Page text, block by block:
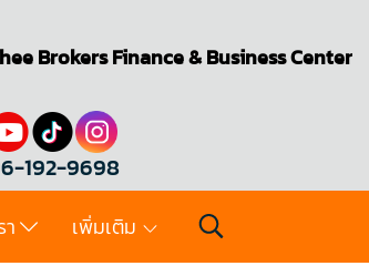
BrokersFinance & Business Center
192-9698
า เพิ่มเติม